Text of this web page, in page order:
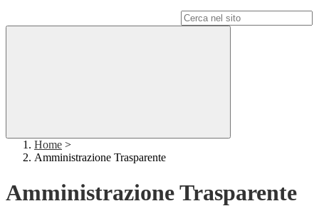
Home >
Amministrazione Trasparente
Amministrazione Trasparente